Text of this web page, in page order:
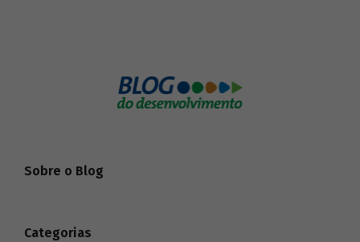
Sobre o Blog
Categorias